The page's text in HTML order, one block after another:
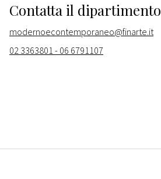
Contatta il dipartimento
modernoecontemporaneo@finarte.it
02 3363801 - 06 6791107